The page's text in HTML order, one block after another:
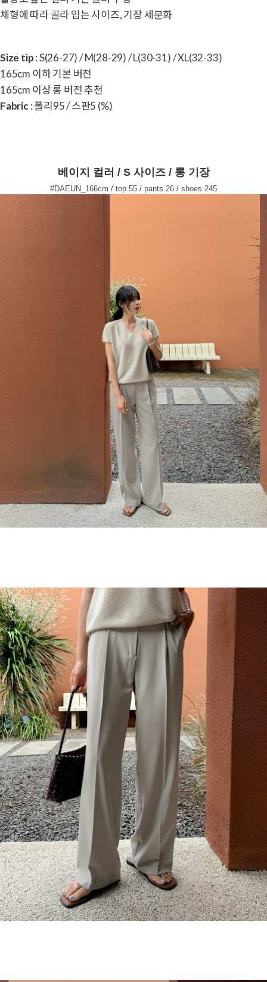
체형에 따라 골라 입는 사이즈, 기장 세분화
Size tip: S(26-27) / M(28-29) / L(30-31) / XL(32-33)
165cm 이하 기본 버전
165cm 이상 롱 버전 추천
Fabric: 폴리95 / 스판5 (%)
베이지 컬러 / S 사이즈 / 롱 기장
#DAEUN_166cm / top 55 / pants 26 / shoes 245